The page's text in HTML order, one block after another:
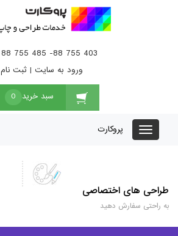
88 755 485 -88 755 403
ورود به سایت |ثبت نام
سبد خرید 0
پروکارت
طراحی های اختصاصی
به راحتی سفارش دهید